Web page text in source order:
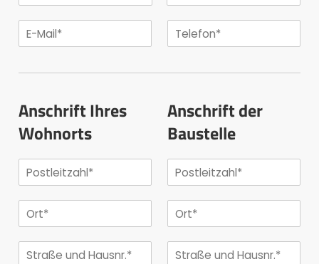
Anschrift Ihres
Wohnorts
Anschrift der
Baustelle